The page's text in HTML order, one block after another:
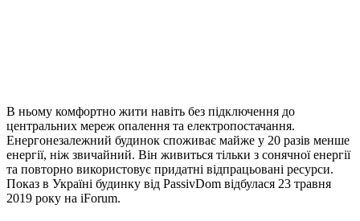
В ньому комфортно жити навіть без підключення до
центральних мереж опалення та електропостачання.
Енергонезалежний будинок споживає майже у 20 разів менше
енергії, ніж звичайний. Він живиться тільки з сонячної енергії
та повторно використовує придатні відпрацьовані ресурси.
Показ в Україні будинку від PassivDom відбулася 23 травня
2019 року на iForum.